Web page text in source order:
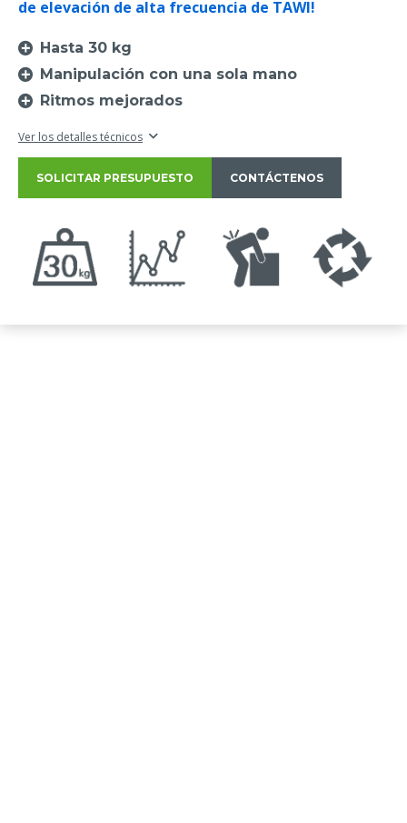
de elevación de alta frecuencia de TAWI!
Hasta 30 kg
Manipulación con una sola mano
Ritmos mejorados
Ver los detalles técnicos
SOLICITAR PRESUPUESTO CONTÁCTENOS